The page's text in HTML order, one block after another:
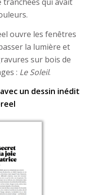
ouvre les fenêtres
la lumière et
sur bois de
: Le Soleil.
un dessin inédit